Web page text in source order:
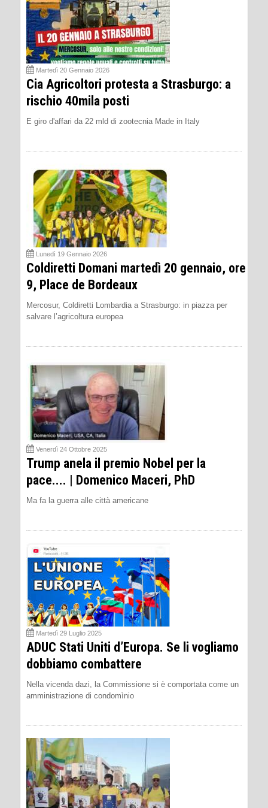
Martedì 20 Gennaio 2026
Cia Agricoltori protesta a Strasburgo: a
rischio 40mila posti
E giro d'affari da 22 mld di zootecnia Made in Italy
Lunedì 19 Gennaio 2026
Coldiretti Domani martedì 20 gennaio, ore
9, Place de Bordeaux
Mercosur, Coldiretti Lombardia a Strasburgo: in piazza per
salvare l’agricoltura europea
Venerdì 24 Ottobre 2025
Trump anela il premio Nobel per la
pace.... | Domenico Maceri, PhD
Ma fa la guerra alle città americane
Martedì 29 Luglio 2025
ADUC Stati Uniti d’Europa. Se li vogliamo
dobbiamo combattere
Nella vicenda dazi, la Commissione si è comportata come un
amministrazione di condomìnio